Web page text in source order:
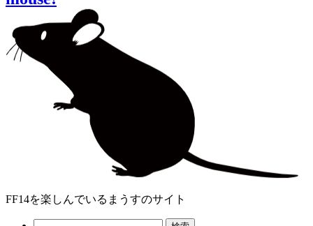
FF14を楽しんでいるまうすのサイト